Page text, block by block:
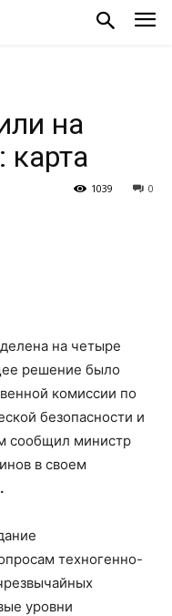
на
карта
0
1039
на четыре
решение было
комиссии по
безопасности и
сообщил министр
в своем
техногенно-
уровни